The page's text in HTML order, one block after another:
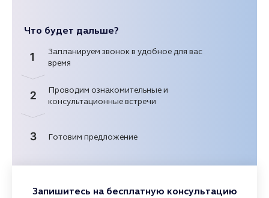
Что будет дальше?
1
Запланируем звонок в удобное для вас
время
2
Проводим ознакомительные и
консультационные встречи
3 Готовим предложение
Запишитесь на бесплатную консультацию